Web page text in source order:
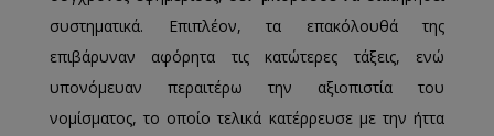
συστηματικά. Επιπλέον, τα επακόλουθά της
επιβάρυναν αφόρητα τις κατώτερες τάξεις, ενώ
υπονόμευαν περαιτέρω την αξιοπιστία του
νομίσματος, το οποίο τελικά κατέρρευσε με την ήττα